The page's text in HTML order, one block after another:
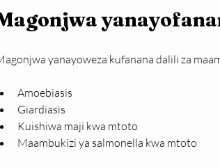
yanayoweza kufanana dalili za
Amoebiasis
Giardiasis
Kuishiwa maji kwa mtoto
Maambukizi ya salmonella kwa mtoto